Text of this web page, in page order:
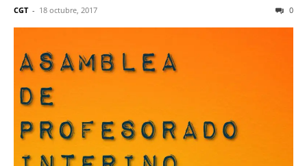
CGT - 18 octubre, 2017 0